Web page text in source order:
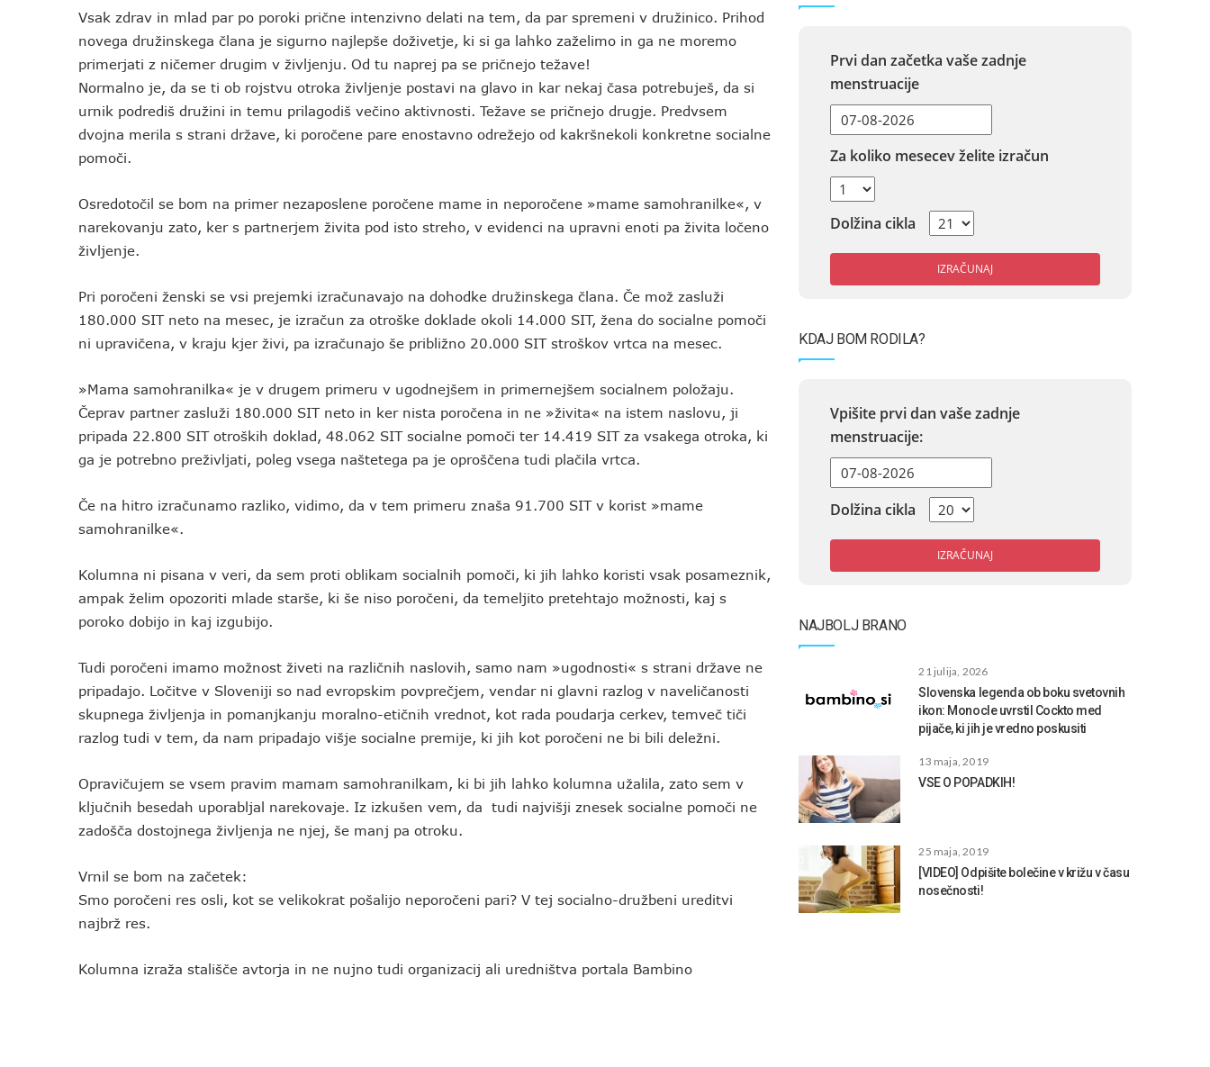
Vsak zdrav in mlad par po poroki prične intenzivno delati na tem, da par spremeni v družinico. Prihod
novega družinskega člana je sigurno najlepše doživetje, ki si ga lahko zaželimo in ga ne moremo
primerjati z ničemer drugim v življenju. Od tu naprej pa se pričnejo težave!
Normalno je, da se ti ob rojstvu otroka življenje postavi na glavo in kar nekaj časa potrebuješ, da si
urnik podrediš družini in temu prilagodiš večino aktivnosti. Težave se pričnejo drugje. Predvsem
dvojna merila s strani države, ki poročene pare enostavno odrežejo od kakršnekoli konkretne socialne
pomoči.
Osredotočil se bom na primer nezaposlene poročene mame in neporočene »mame samohranilke«, v
narekovanju zato, ker s partnerjem živita pod isto streho, v evidenci na upravni enoti pa živita ločeno
življenje.
Pri poročeni ženski se vsi prejemki izračunavajo na dohodke družinskega člana. Če mož zasluži
180.000 SIT neto na mesec, je izračun za otroške doklade okoli 14.000 SIT, žena do socialne pomoči
ni upravičena, v kraju kjer živi, pa izračunajo še približno 20.000 SIT stroškov vrtca na mesec.
»Mama samohranilka« je v drugem primeru v ugodnejšem in primernejšem socialnem položaju.
Čeprav partner zasluži 180.000 SIT neto in ker nista poročena in ne »živita« na istem naslovu, ji
pripada 22.800 SIT otroških doklad, 48.062 SIT socialne pomoči ter 14.419 SIT za vsakega otroka, ki
ga je potrebno preživljati, poleg vsega naštetega pa je oproščena tudi plačila vrtca.
Če na hitro izračunamo razliko, vidimo, da v tem primeru znaša 91.700 SIT v korist »mame
samohranilke«.
Kolumna ni pisana v veri, da sem proti oblikam socialnih pomoči, ki jih lahko koristi vsak posameznik,
ampak želim opozoriti mlade starše, ki še niso poročeni, da temeljito pretehtajo možnosti, kaj s
poroko dobijo in kaj izgubijo.
Tudi poročeni imamo možnost živeti na različnih naslovih, samo nam »ugodnosti« s strani države ne
pripadajo. Ločitve v Sloveniji so nad evropskim povprečjem, vendar ni glavni razlog v naveličanosti
skupnega življenja in pomanjkanju moralno-etičnih vrednot, kot rada poudarja cerkev, temveč tiči
razlog tudi v tem, da nam pripadajo višje socialne premije, ki jih kot poročeni ne bi bili deležni.
Opravičujem se vsem pravim mamam samohranilkam, ki bi jih lahko kolumna užalila, zato sem v
ključnih besedah uporabljal narekovaje. Iz izkušen vem, da tudi najvišji znesek socialne pomoči ne
zadošča dostojnega življenja ne njej, še manj pa otroku.
Vrnil se bom na začetek:
Smo poročeni res osli, kot se velikokrat pošalijo neporočeni pari? V tej socialno-družbeni ureditvi
najbrž res.
Kolumna izraža stališče avtorja in ne nujno tudi organizacij ali uredništva portala Bambino
Prvi dan začetka vaše zadnje
menstruacije
Za koliko mesecev želite izračun
Dolžina cikla
IZRAČUNAJ
KDAJ BOM RODILA?
Vpišite prvi dan vaše zadnje
menstruacije:
Dolžina cikla
IZRAČUNAJ
NAJBOLJ BRANO
21 julija, 2026
Slovenska legenda ob boku svetovnih
ikon: Monocle uvrstil Cockto med
pijače, ki jih je vredno poskusiti
13 maja, 2019
VSE O POPADKIH!
25 maja, 2019
[VIDEO] Odpišite bolečine v križu v času
nosečnosti!